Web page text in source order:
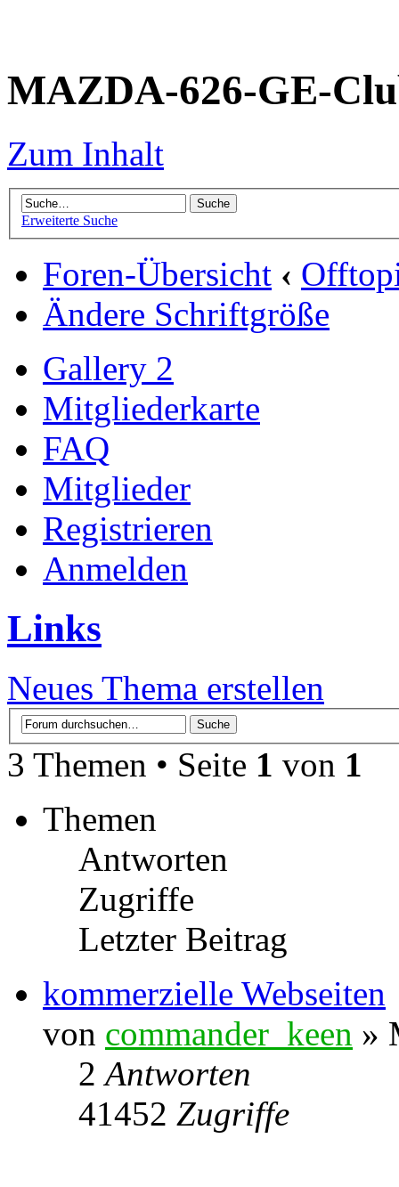
MAZDA-626-GE-
Zum Inhalt
Erweiterte Suche
Foren-Übersicht ‹
Ändere Schriftgröße
Gallery 2
Mitgliederkarte
FAQ
Mitglieder
Registrieren
Anmelden
Links
Neues Thema erstellen
3 Themen • Seite 1 von 1
Themen
Antworten
Zugriffe
Letzter Beitrag
kommerzielle Webseiten
von commander_keen »
2Antworten
41452 Zugriffe